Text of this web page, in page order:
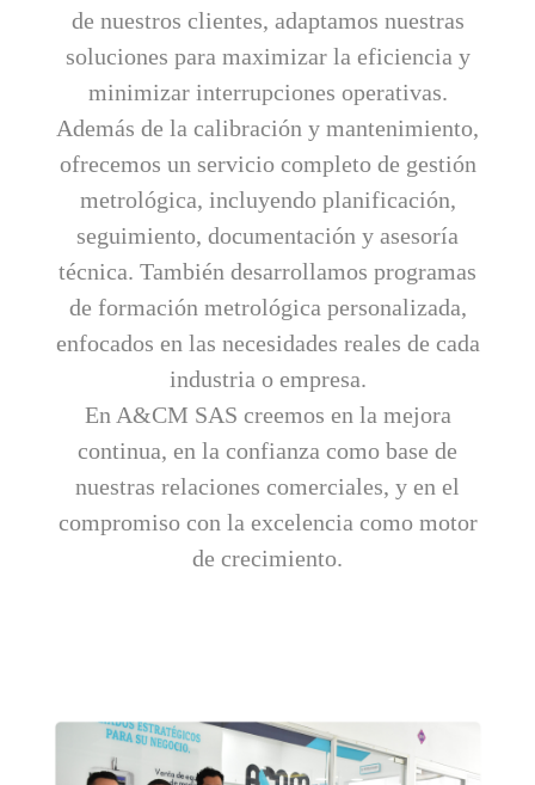
de nuestros clientes, adaptamos nuestras
soluciones para maximizar la eficiencia y
minimizar interrupciones operativas.
Además de la calibración y mantenimiento,
ofrecemos un servicio completo de gestión
metrológica, incluyendo planificación,
seguimiento, documentación y asesoría
técnica. También desarrollamos programas
de formación metrológica personalizada,
enfocados en las necesidades reales de cada
industria o empresa.
En A&CM SAS creemos en la mejora
continua, en la confianza como base de
nuestras relaciones comerciales, y en el
compromiso con la excelencia como motor